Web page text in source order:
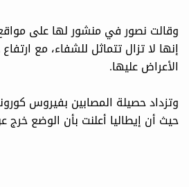
وقالت نصور في منشور لها على
إنها لا تزال تتماثل للشفاء، مع
الأعراض عليها.
وتزداد حصيلة المصابين بفيروس
حيث أن إيطاليا أعلنت بأن الوضع خرج